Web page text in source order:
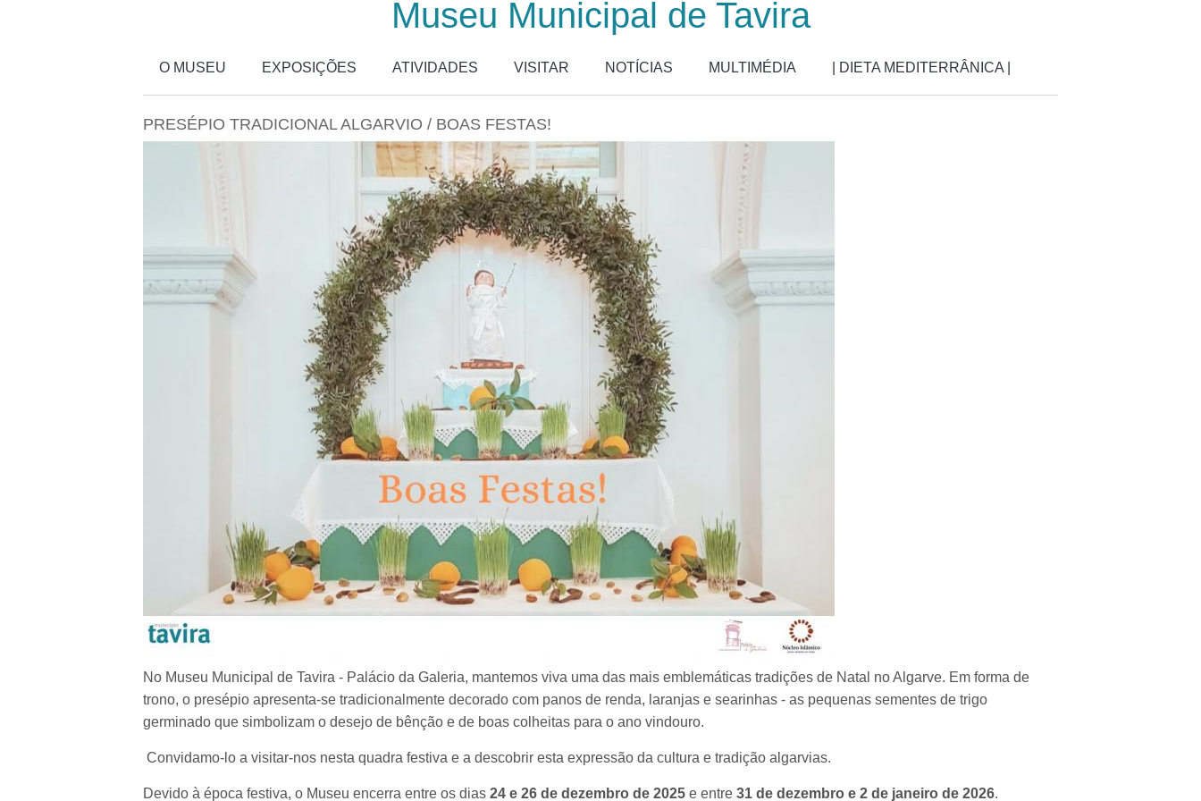
Museu Municipal de Tavira
O MUSEU EXPOSIÇÕES ATIVIDADES VISITAR NOTÍCIAS MULTIMÉDIA | DIETA MEDITERRÂNICA |
PRESÉPIO TRADICIONAL ALGARVIO / BOAS FESTAS!
No Museu Municipal de Tavira - Palácio da Galeria, mantemos viva uma das mais emblemáticas tradições de Natal no Algarve. Em forma de
trono, o presépio apresenta-se tradicionalmente decorado com panos de renda, laranjas e searinhas - as pequenas sementes de trigo
germinado que simbolizam o desejo de bênção e de boas colheitas para o ano vindouro.
Convidamo-lo a visitar-nos nesta quadra festiva e a descobrir esta expressão da cultura e tradição algarvias.
Devido à época festiva, o Museu encerra entre os dias 24 e 26 de dezembro de 2025 e entre 31 de dezembro e 2 de janeiro de 2026.